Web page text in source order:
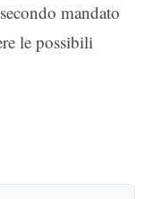
mandato
le possibili